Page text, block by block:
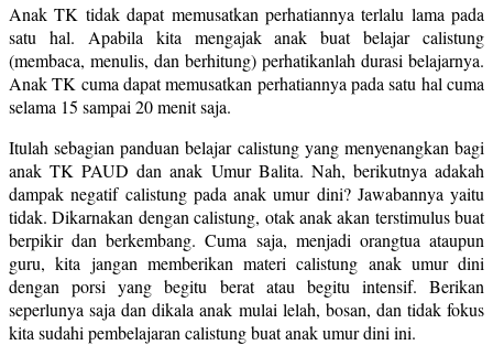
Anak TK tidak dapat memusatkan perhatiannya terlalu lama pada
satu hal. Apabila kita mengajak anak buat belajar calistung
(membaca, menulis, dan berhitung) perhatikanlah durasi belajarnya.
Anak TK cuma dapat memusatkan perhatiannya pada satu hal cuma
selama 15 sampai 20 menit saja.
Itulah sebagian panduan belajar calistung yang menyenangkan bagi
anak TK PAUD dan anak Umur Balita. Nah, berikutnya adakah
dampak negatif calistung pada anak umur dini? Jawabannya yaitu
tidak. Dikarnakan dengan calistung, otak anak akan terstimulus buat
berpikir dan berkembang. Cuma saja, menjadi orangtua ataupun
guru, kita jangan memberikan materi calistung anak umur dini
dengan porsi yang begitu berat atau begitu intensif. Berikan
seperlunya saja dan dikala anak mulai lelah, bosan, dan tidak fokus
kita sudahi pembelajaran calistung buat anak umur dini ini.